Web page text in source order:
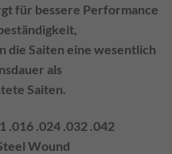
für bessere Performance
die Saiten eine wesentlich
als
Saiten.
.016 .024 .032 .042
Wound